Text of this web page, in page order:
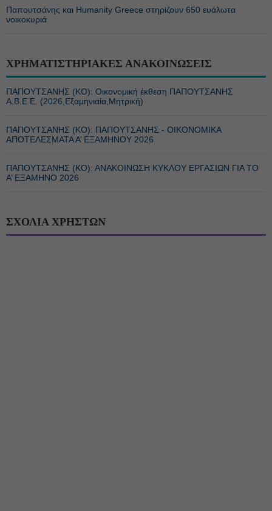
Παπουτσάνης και Humanity Greece στηρίζουν 650 ευάλωτα
νοικοκυριά
ΧΡΗΜΑΤΙΣΤΗΡΙΑΚΕΣ ΑΝΑΚΟΙΝΩΣΕΙΣ
ΠΑΠΟΥΤΣΑΝΗΣ (ΚΟ): Οικονομική έκθεση ΠΑΠΟΥΤΣΑΝΗΣ
Α.Β.Ε.Ε. (2026,Εξαμηνιαία,Μητρική)
ΠΑΠΟΥΤΣΑΝΗΣ (ΚΟ): ΠΑΠΟΥΤΣΑΝΗΣ - ΟΙΚΟΝΟΜΙΚΑ
ΑΠΟΤΕΛΕΣΜΑΤΑ Α’ ΕΞΑΜΗΝΟΥ 2026
ΠΑΠΟΥΤΣΑΝΗΣ (ΚΟ): ΑΝΑΚΟΙΝΩΣΗ ΚΥΚΛΟΥ ΕΡΓΑΣΙΩΝ ΓΙΑ ΤΟ
A’ ΕΞΑΜΗΝΟ 2026
ΣΧΟΛΙΑ ΧΡΗΣΤΩΝ